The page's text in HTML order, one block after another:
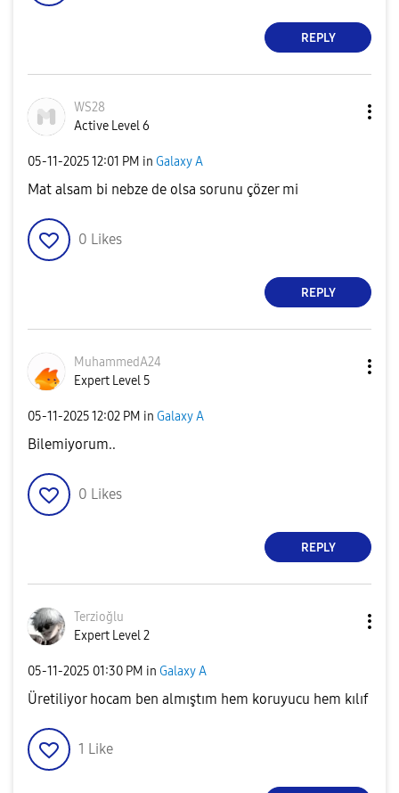
REPLY
WS28
Active Level 6
‎05-11-202512:01 PM in Galaxy A
Mat alsam bi nebze de olsa sorunu çözer mi
0 Likes
REPLY
MuhammedA24
Expert Level 5
‎05-11-202512:02 PM in Galaxy A
Bilemiyorum..
0 Likes
REPLY
Terzioğlu
Expert Level 2
‎05-11-2025 01:30 PM in Galaxy A
Üretiliyor hocam ben almıştım hem koruyucu hem kılıf
1 Like